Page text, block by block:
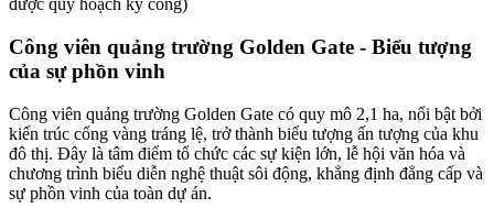
được quy hoạch kỳ công)
Công viên quảng trường Golden Gate - Biểu tượng
của sự phồn vinh
Công viên quảng trường Golden Gate có quy mô 2,1 ha, nổi bật bởi
kiến trúc cổng vàng tráng lệ, trở thành biểu tượng ấn tượng của khu
đô thị. Đây là tâm điểm tổ chức các sự kiện lớn, lễ hội văn hóa và
chương trình biểu diễn nghệ thuật sôi động, khẳng định đẳng cấp và
sự phồn vinh của toàn dự án.